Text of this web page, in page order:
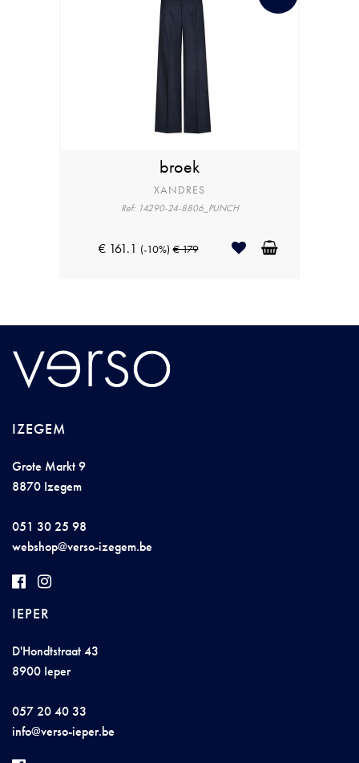
broek
XANDRES
Ref: 14290-24-8806_PUNCH
€ 161.1 (-10%) € 179
IZEGEM
Grote Markt 9
8870 Izegem
051 30 25 98
webshop@verso-izegem.be
IEPER
D'Hondtstraat 43
8900 Ieper
057 20 40 33
info@verso-ieper.be